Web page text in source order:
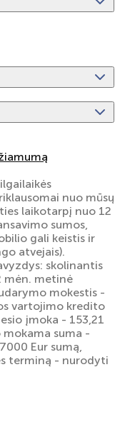
nuo mūsų
laikotarpį nuo 12
sumos,
gali keistis ir
atvejais).
skolinantis
mėn. metinė
mokestis -
vartojimo kredito
įmoka - 153,21
suma -
Eur sumą,
terminą - nurodyti